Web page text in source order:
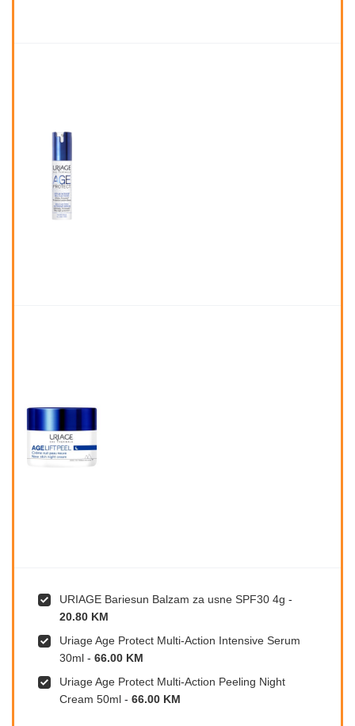
URIAGE Bariesun Balzam za usne SPF30 4g -
20.80 KM
Uriage Age Protect Multi-Action Intensive Serum
30ml - 66.00 KM
Uriage Age Protect Multi-Action Peeling Night
Cream 50ml - 66.00 KM